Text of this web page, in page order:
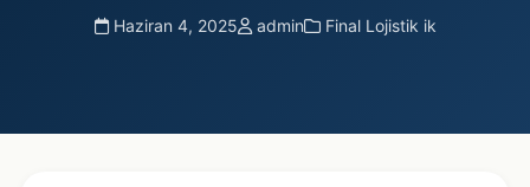
Haziran 4, 2025 admin Final Lojistik ik